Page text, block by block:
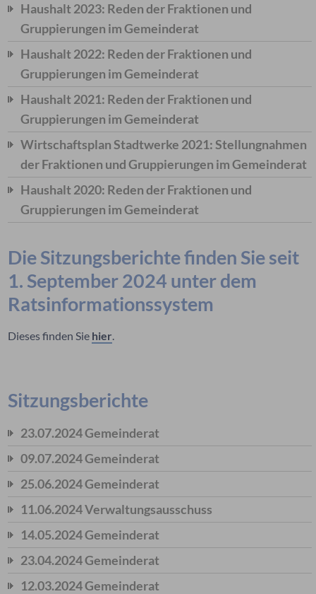
Haushalt 2023: Reden der Fraktionen und
Gruppierungen im Gemeinderat
Haushalt 2022: Reden der Fraktionen und
Gruppierungen im Gemeinderat
Haushalt 2021: Reden der Fraktionen und
Gruppierungen im Gemeinderat
Wirtschaftsplan Stadtwerke 2021: Stellungnahmen
der Fraktionen und Gruppierungen im Gemeinderat
Haushalt 2020: Reden der Fraktionen und
Gruppierungen im Gemeinderat
Die Sitzungsberichte finden Sie seit
1. September 2024 unter dem
Ratsinformationssystem
Dieses finden Sie hier.
Sitzungsberichte
23.07.2024 Gemeinderat
09.07.2024 Gemeinderat
25.06.2024 Gemeinderat
11.06.2024 Verwaltungsausschuss
14.05.2024 Gemeinderat
23.04.2024 Gemeinderat
12.03.2024 Gemeinderat